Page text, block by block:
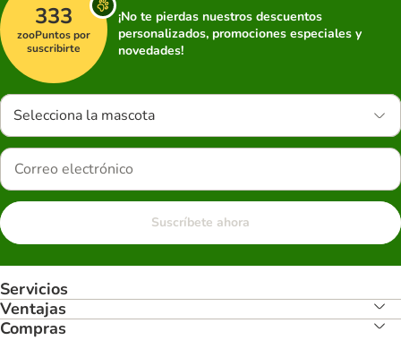
333
zooPuntos por
suscribirte
¡No te pierdas nuestros descuentos
personalizados, promociones especiales y
novedades!
Selecciona la mascota
Suscríbete ahora
Servicios
Ventajas
Compras